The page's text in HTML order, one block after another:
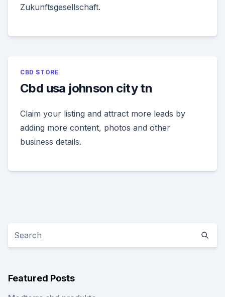
Zukunftsgesellschaft.
CBD STORE
Cbd usa johnson city tn
Claim your listing and attract more leads by
adding more content, photos and other
business details.
Featured Posts